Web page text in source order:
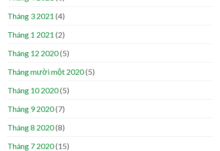
Tháng 3 2021 (4)
Tháng 1 2021 (2)
Tháng 12 2020(5)
Tháng mười một 2020(5)
Tháng 10 2020(5)
Tháng 9 2020(7)
Tháng 8 2020(8)
Tháng 7 2020(15)